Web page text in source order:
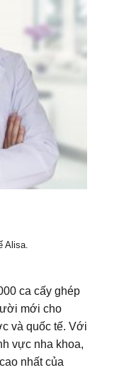
Alisa.
ca cấy ghép
mới cho
và quốc tế. Với
vực nha khoa,
nhất của